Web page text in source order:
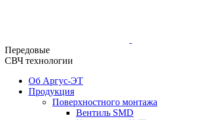
Передовые
СВЧ технологии
Об Аргус-ЭТ
Продукция
Поверхностного монтажа
Вентиль SMD